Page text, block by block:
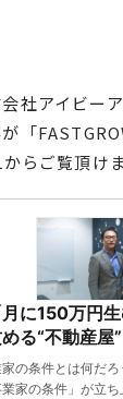
社アイビー
「
らご覧頂けま
に150万円
る“不動産屋
【連載 事
の条件とは何だ
家の条件」が立